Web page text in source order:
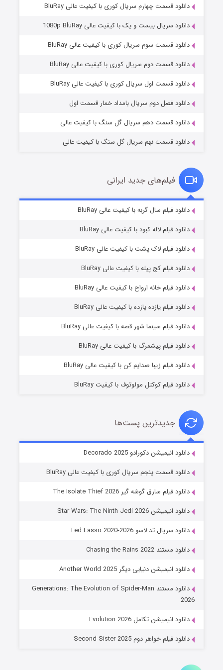
مردگان متحرک: شهر مرده ۳
قسمت۲ (زیرنویس) منتشر شد
قسمت۷ (زیرنویس) منتشر شد
خاندان اژدها فصل ۳
جادوگری در مغولستان
قسمت۱۴ (زیرنویس) منتشر شد
دانلود قسمت چهارم سریال کوری با کیفیت عالی BluRay
دانلود سریال بیست و یک با کیفیت عالی 1080p BluRay
دانلود قسمت سوم سریال کوری با کیفیت عالی BluRay
دانلود قسمت دوم سریال کوری با کیفیت عالی BluRay
دانلود قسمت اول سریال کوری با کیفیت عالی BluRay
دانلود فصل دوم سریال بامداد خمار قسمت اول
دانلود قسمت دهم سریال گل سنگ با کیفیت عالی
دانلود قسمت نهم سریال گل سنگ با کیفیت عالی
فیلم‌های جدید ایرانی
دانلود فیلم سال گربه با کیفیت عالی BluRay
دانلود فیلم لاله کبود با کیفیت عالی BluRay
دانلود فیلم لاک پشت با کیفیت عالی BluRay
دانلود فیلم کج‌ پیله با کیفیت عالی BluRay
دانلود فیلم خانه ارواح با کیفیت عالی BluRay
دانلود فیلم یازده یازده با کیفیت عالی BluRay
دانلود فیلم سینما شهر قصه با کیفیت عالی BluRay
دانلود فیلم پیشمرگ با کیفیت عالی BluRay
دانلود فیلم زیبا صدایم کن با کیفیت عالی BluRay
دانلود فیلم کوکتل مولوتوف با کیفیت BluRay
جدیدترین پست‌ها
دانلود انیمیشن دکورادو Decorado 2025
دانلود قسمت پنجم سریال کوری با کیفیت عالی BluRay
دانلود فیلم سارق گوشه گیر The Isolate Thief 2026
دانلود انیمیشن Star Wars: The Ninth Jedi 2026
دانلود سریال تد لاسو Ted Lasso 2020-2026
دانلود مستند Chasing the Rains 2022
دانلود انیمیشن دنیایی دیگر Another World 2025
دانلود مستند Generations: The Evolution of Spider-Man
2026
دانلود انیمیشن تکامل Evolution 2026
دانلود فیلم خواهر دوم Second Sister 2025